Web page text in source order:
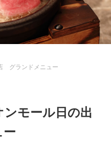
グランドメニュー
ンモール日の出